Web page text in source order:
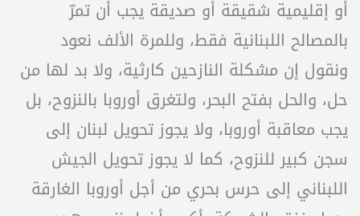
أو إقليمية شقيقة أو صديقة يجب أن تمرّ
بالمصالح اللبنانية فقط، وللمرة الألف نعود
ونقول إن مشكلة النازحين كارثية، ولا بد لها من
حل، والحل بفتح البحر، ولتغرق أوروبا بالنزوح، بل
يجب معاقبة أوروبا، ولا يجوز تحويل لبنان إلى
سجن كبير للنزوح، كما لا يجوز تحويل الجيش
اللبناني إلى حرس بحري من أجل أوروبا الغارقة